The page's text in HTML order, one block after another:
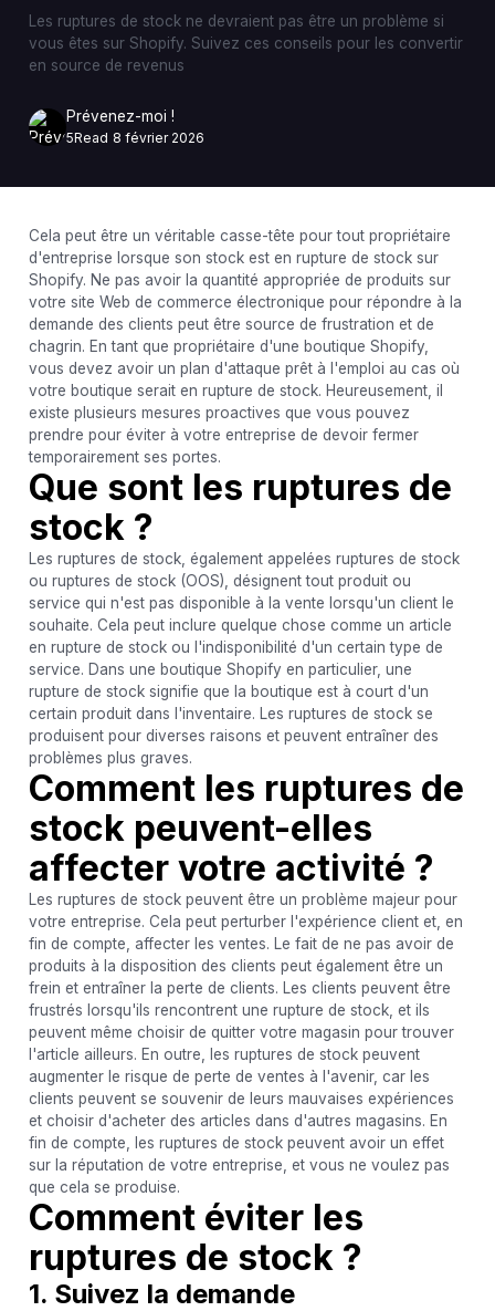
Les ruptures de stock ne devraient pas être un problème si
vous êtes sur Shopify. Suivez ces conseils pour les convertir
en source de revenus
Prévenez-moi !
5Read 8 février 2026
Cela peut être un véritable casse-tête pour tout propriétaire
d'entreprise lorsque son stock est en rupture de stock sur
Shopify. Ne pas avoir la quantité appropriée de produits sur
votre site Web de commerce électronique pour répondre à la
demande des clients peut être source de frustration et de
chagrin. En tant que propriétaire d'une boutique Shopify,
vous devez avoir un plan d'attaque prêt à l'emploi au cas où
votre boutique serait en rupture de stock. Heureusement, il
existe plusieurs mesures proactives que vous pouvez
prendre pour éviter à votre entreprise de devoir fermer
temporairement ses portes.
Que sont les ruptures de
stock ?
Les ruptures de stock, également appelées ruptures de stock
ou ruptures de stock (OOS), désignent tout produit ou
service qui n'est pas disponible à la vente lorsqu'un client le
souhaite. Cela peut inclure quelque chose comme un article
en rupture de stock ou l'indisponibilité d'un certain type de
service. Dans une boutique Shopify en particulier, une
rupture de stock signifie que la boutique est à court d'un
certain produit dans l'inventaire. Les ruptures de stock se
produisent pour diverses raisons et peuvent entraîner des
problèmes plus graves.
Comment les ruptures de
stock peuvent-elles
affecter votre activité ?
Les ruptures de stock peuvent être un problème majeur pour
votre entreprise. Cela peut perturber l'expérience client et, en
fin de compte, affecter les ventes. Le fait de ne pas avoir de
produits à la disposition des clients peut également être un
frein et entraîner la perte de clients. Les clients peuvent être
frustrés lorsqu'ils rencontrent une rupture de stock, et ils
peuvent même choisir de quitter votre magasin pour trouver
l'article ailleurs. En outre, les ruptures de stock peuvent
augmenter le risque de perte de ventes à l'avenir, car les
clients peuvent se souvenir de leurs mauvaises expériences
et choisir d'acheter des articles dans d'autres magasins. En
fin de compte, les ruptures de stock peuvent avoir un effet
sur la réputation de votre entreprise, et vous ne voulez pas
que cela se produise.
Comment éviter les
ruptures de stock ?
1. Suivez la demande